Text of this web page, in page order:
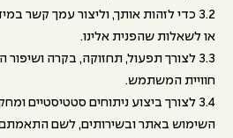
3.2 כדי לזהות אותך, וליצור עמך קשר
או לשאלות שהפנית אלינו.
3.3 לצורך תפעול, תחזוקה, בקרה
חוויית המשתמש.
3.4 לצורך ביצוע ניתוחים סטטיסטיים
השימוש באתר ובשירותים, לשם